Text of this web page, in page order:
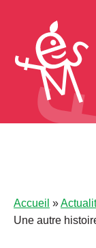
Accueil »
Une autre